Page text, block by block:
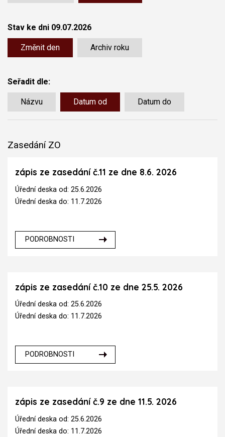
Stav ke dni 09.07.2026
Změnit den Archiv roku
Seřadit dle:
Názvu Datum od Datum do
Zasedání ZO
zápis ze zasedání č.11 ze dne 8.6. 2026
Úřední deska od: 25.6.2026
Úřední deska do: 11.7.2026
PODROBNOSTI
zápis ze zasedání č.10 ze dne 25.5. 2026
Úřední deska od: 25.6.2026
Úřední deska do: 11.7.2026
PODROBNOSTI
zápis ze zasedání č.9 ze dne 11.5. 2026
Úřední deska od: 25.6.2026
Úřední deska do: 11.7.2026